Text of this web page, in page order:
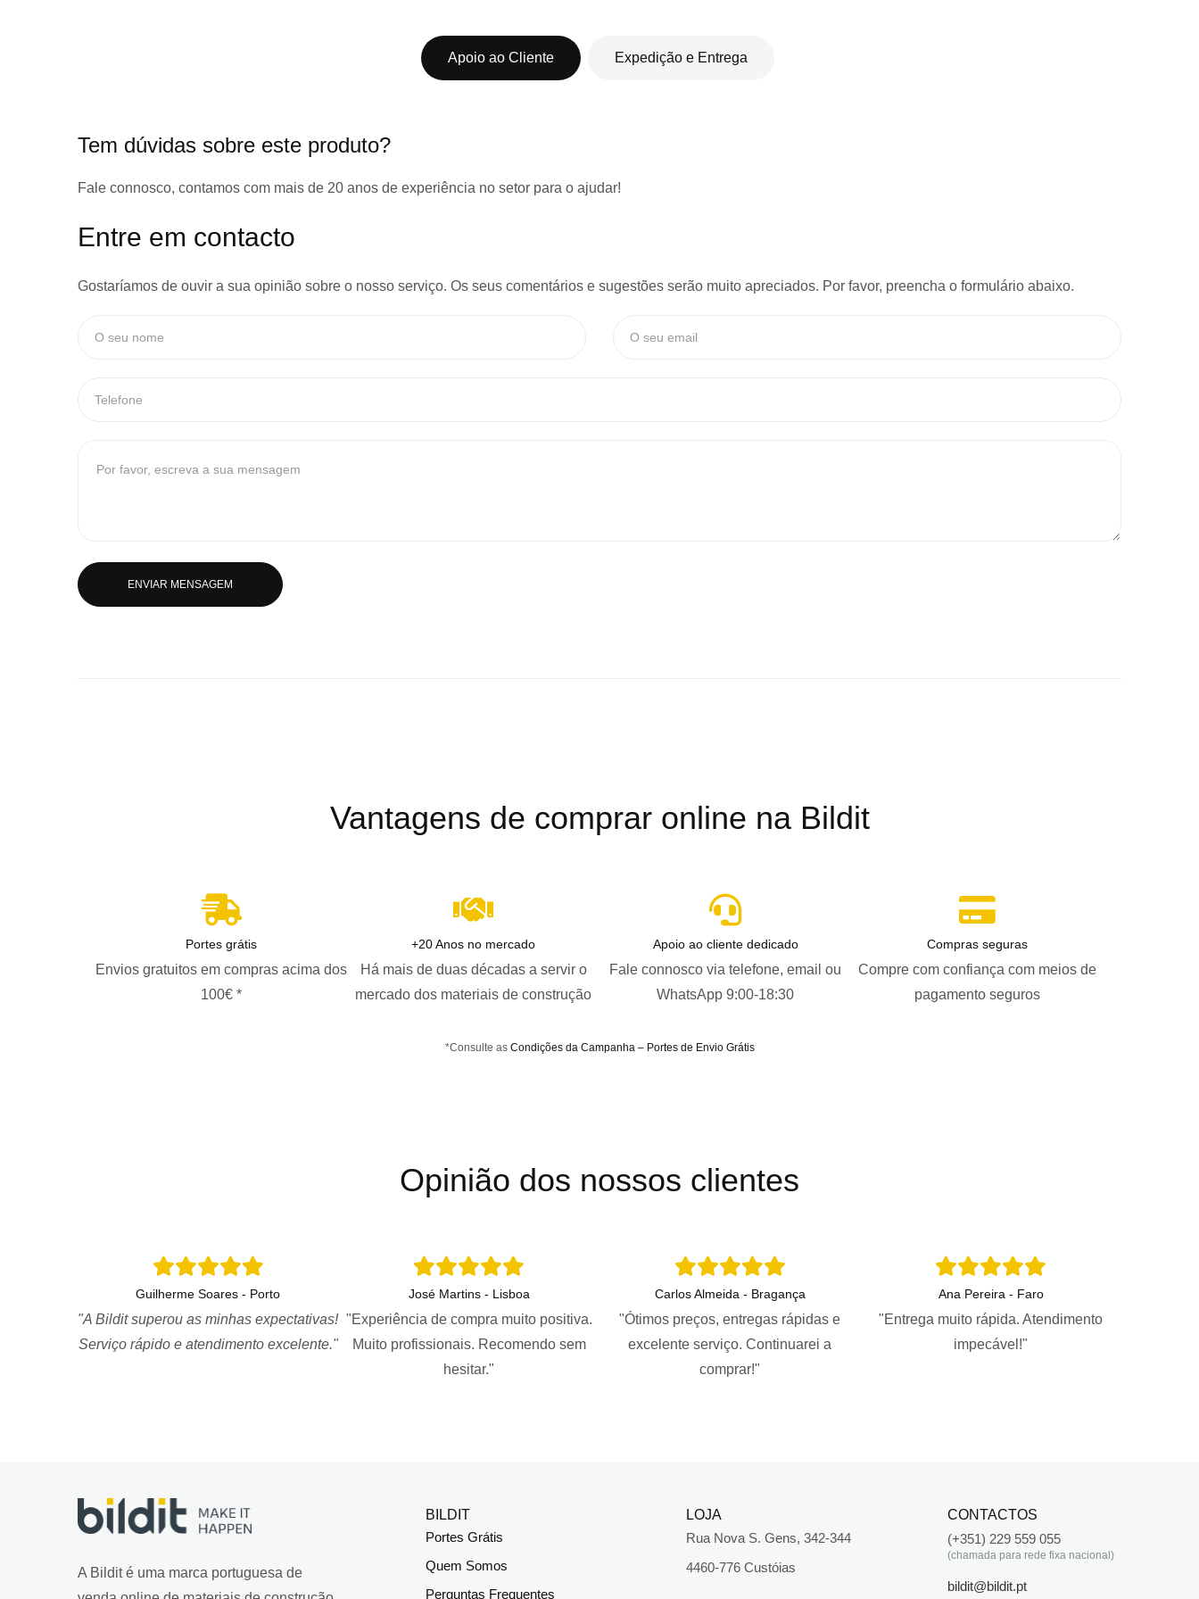
Apoio ao Cliente
Tem dúvidas sobre este produto?
Fale connosco, contamos com mais de 20 anos de experiência no setor para o ajudar!
Entre em contacto
Gostaríamos de ouvir a sua opinião sobre o nosso serviço. Os seus comentários e sugestões serão muito apreciados. Por favor, preencha o formulário abaixo.
ENVIAR MENSAGEM
Expedição e Entrega
Vantagens de comprar online na Bildit
Portes grátis
Envios gratuitos em compras acima dos
100€ *
+20 Anos no mercado
Há mais de duas décadas a servir o
mercado dos materiais de construção
Apoio ao cliente dedicado
Fale connosco via telefone, email ou
WhatsApp 9:00-18:30
Compras seguras
Compre com confiança com meios de
pagamento seguros
*Consulte as Condições da Campanha – Portes de Envio Grátis
Opinião dos nossos clientes
Guilherme Soares - Porto
"A Bildit superou as minhas expectativas!
Serviço rápido e atendimento excelente."
José Martins - Lisboa
"Experiência de compra muito positiva.
Muito profissionais. Recomendo sem
hesitar."
Carlos Almeida - Bragança
"Ótimos preços, entregas rápidas e
excelente serviço. Continuarei a
comprar!"
Ana Pereira - Faro
"Entrega muito rápida. Atendimento
impecável!"
A Bildit é uma marca portuguesa de
BILDIT
Portes Grátis
Quem Somos
Perguntas Frequentes
LOJA
Rua Nova S. Gens, 342-344
4460-776 Custóias
CONTACTOS
(+351) 229 559 055
(chamada para rede fixa nacional)
bildit@bildit.pt